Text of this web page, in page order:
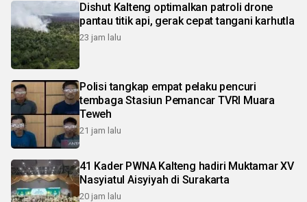
Dishut Kalteng optimalkan patroli drone
pantau titik api, gerak cepat tangani karhutla
23 jam lalu
Polisi tangkap empat pelaku pencuri
tembaga Stasiun Pemancar TVRI Muara
Teweh
21 jam lalu
41 Kader PWNA Kalteng hadiri Muktamar XV
Nasyiatul Aisyiyah di Surakarta
20 jam lalu